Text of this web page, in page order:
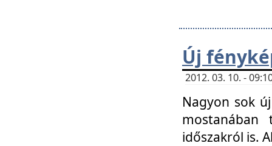
Új
2012. 03. 10. -
Nagyon sok
mostanában
időszakról is.